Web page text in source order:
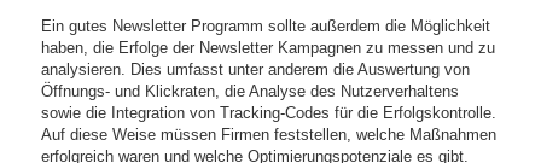
Ein gutes Newsletter Programm sollte außerdem die Möglichkeit
haben, die Erfolge der Newsletter Kampagnen zu messen und zu
analysieren. Dies umfasst unter anderem die Auswertung von
Öffnungs- und Klickraten, die Analyse des Nutzerverhaltens
sowie die Integration von Tracking-Codes für die Erfolgskontrolle.
Auf diese Weise müssen Firmen feststellen, welche Maßnahmen
erfolgreich waren und welche Optimierungspotenziale es gibt.